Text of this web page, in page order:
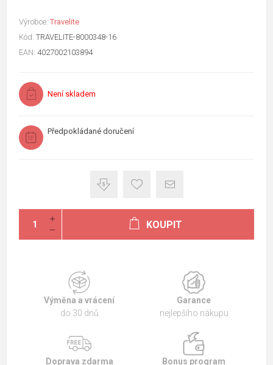
Výrobce: Travelite
Kód: TRAVELITE-8000348-16
EAN: 4027002103894
Není skladem
Předpokládané doručení
KOUPIT
Výměna a vrácení
do 30 dnů
Garance
nejlepšího nákupu
Doprava zdarma
Bonus program